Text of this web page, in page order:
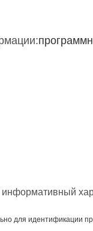
информативный
для идентификации